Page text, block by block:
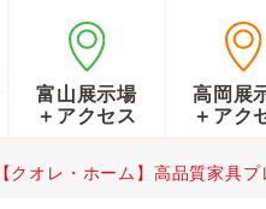
富山展示場
＋アクセス
高岡展
＋アク
【クオレ・ホーム】高品質家具